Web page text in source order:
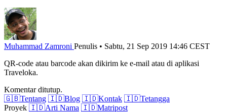
Muhammad Zamroni Penulis • Sabtu, 21 Sep 2019 14:46 CEST
QR-code atau barcode akan dikirim ke e-mail atau di aplikasi
Traveloka.
Komentar ditutup.
🇬🇧Tentang 🇮🇩Blog 🇮🇩Kontak 🇮🇩Tetangga
Proyek 🇮🇩Arti Nama 🇮🇩Matripost